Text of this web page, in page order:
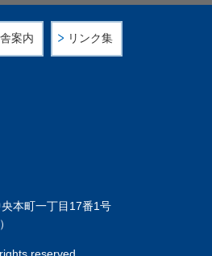
本町一丁目17番1号
案内 リンク集